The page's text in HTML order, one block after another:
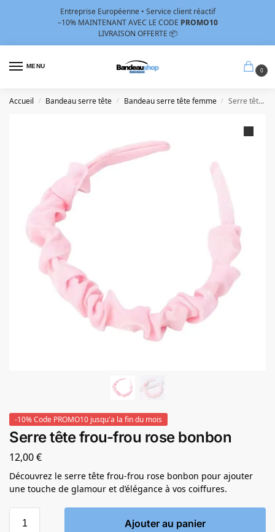
Entreprise Européenne • Service client réactif
–10% MAINTENANT AVEC LE CODE PROMO10
LIVRAISON OFFERTE 📦
MENU
0
Accueil / Bandeau serre tête / Bandeau serre tête femme / Serre tête frou-frou rose bonbon
-10% Code PROMO10 jusqu'a la fin du mois
Serre tête frou-frou rose bonbon
12,00€
Découvrez le serre tête frou-frou rose bonbon pour ajouter
une touche de glamour et d’élégance à vos coiffures.
Ajouter au panier